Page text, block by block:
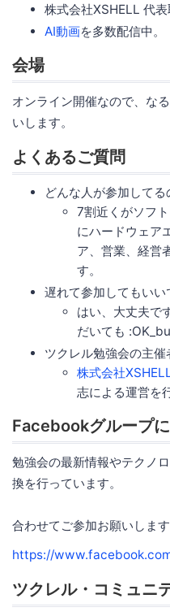
株式会社XSHELL 代
AI動画を多数配信中。
会場
オンライン開催なので、な
いします。
よくあるご質問
どんな人が参加してる
7割近くがソフ
にハードウェア
ア、営業、経営
す。
遅れて参加してもいい
はい、大丈夫で
だいても
ツクレル勉強会の主催
株式会社
志による運営を
Facebookグループに
勉強会の最新情報やテクノ
換を行っています。
合わせてご参加お願いします
https://
ツクレル・コミュニ